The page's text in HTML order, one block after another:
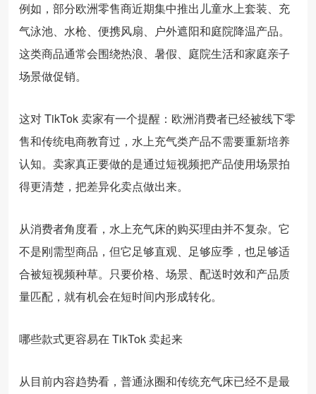
例如，部分欧洲零售商近期集中推出儿童水上套装、充
气泳池、水枪、便携风扇、户外遮阳和庭院降温产品。
这类商品通常会围绕热浪、暑假、庭院生活和家庭亲子
场景做促销。
这对 TikTok 卖家有一个提醒：欧洲消费者已经被线下零
售和传统电商教育过，水上充气类产品不需要重新培养
认知。卖家真正要做的是通过短视频把产品使用场景拍
得更清楚，把差异化卖点做出来。
从消费者角度看，水上充气床的购买理由并不复杂。它
不是刚需型商品，但它足够直观、足够应季，也足够适
合被短视频种草。只要价格、场景、配送时效和产品质
量匹配，就有机会在短时间内形成转化。
哪些款式更容易在 TikTok 卖起来
从目前内容趋势看，普通泳圈和传统充气床已经不是最